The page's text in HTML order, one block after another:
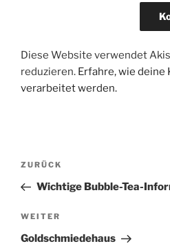
Diese Website verwendet
reduzieren. Erfahre, wie
verarbeitet werden.
Beitragsnavigation
Vorheriger
Beitrag
ZURÜCK
Wichtige Bubble-Tea-
Nächster
Beitrag
WEITER
Goldschmiedehaus